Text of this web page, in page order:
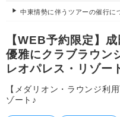
中東情勢に伴うツアーの催行に
【WEB予約限定】
優雅にクラブラウン
レオパレス・リゾー
【メダリオン・ラウンジ利
ゾート♪